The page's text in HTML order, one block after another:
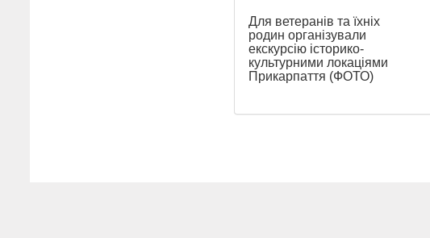
Для ветеранів та їхніх
родин організували
екскурсію історико-
культурними локаціями
Прикарпаття (ФОТО)